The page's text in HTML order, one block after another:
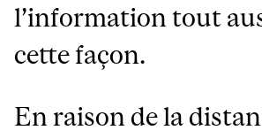
l’information tout
cette façon.
En raison de la